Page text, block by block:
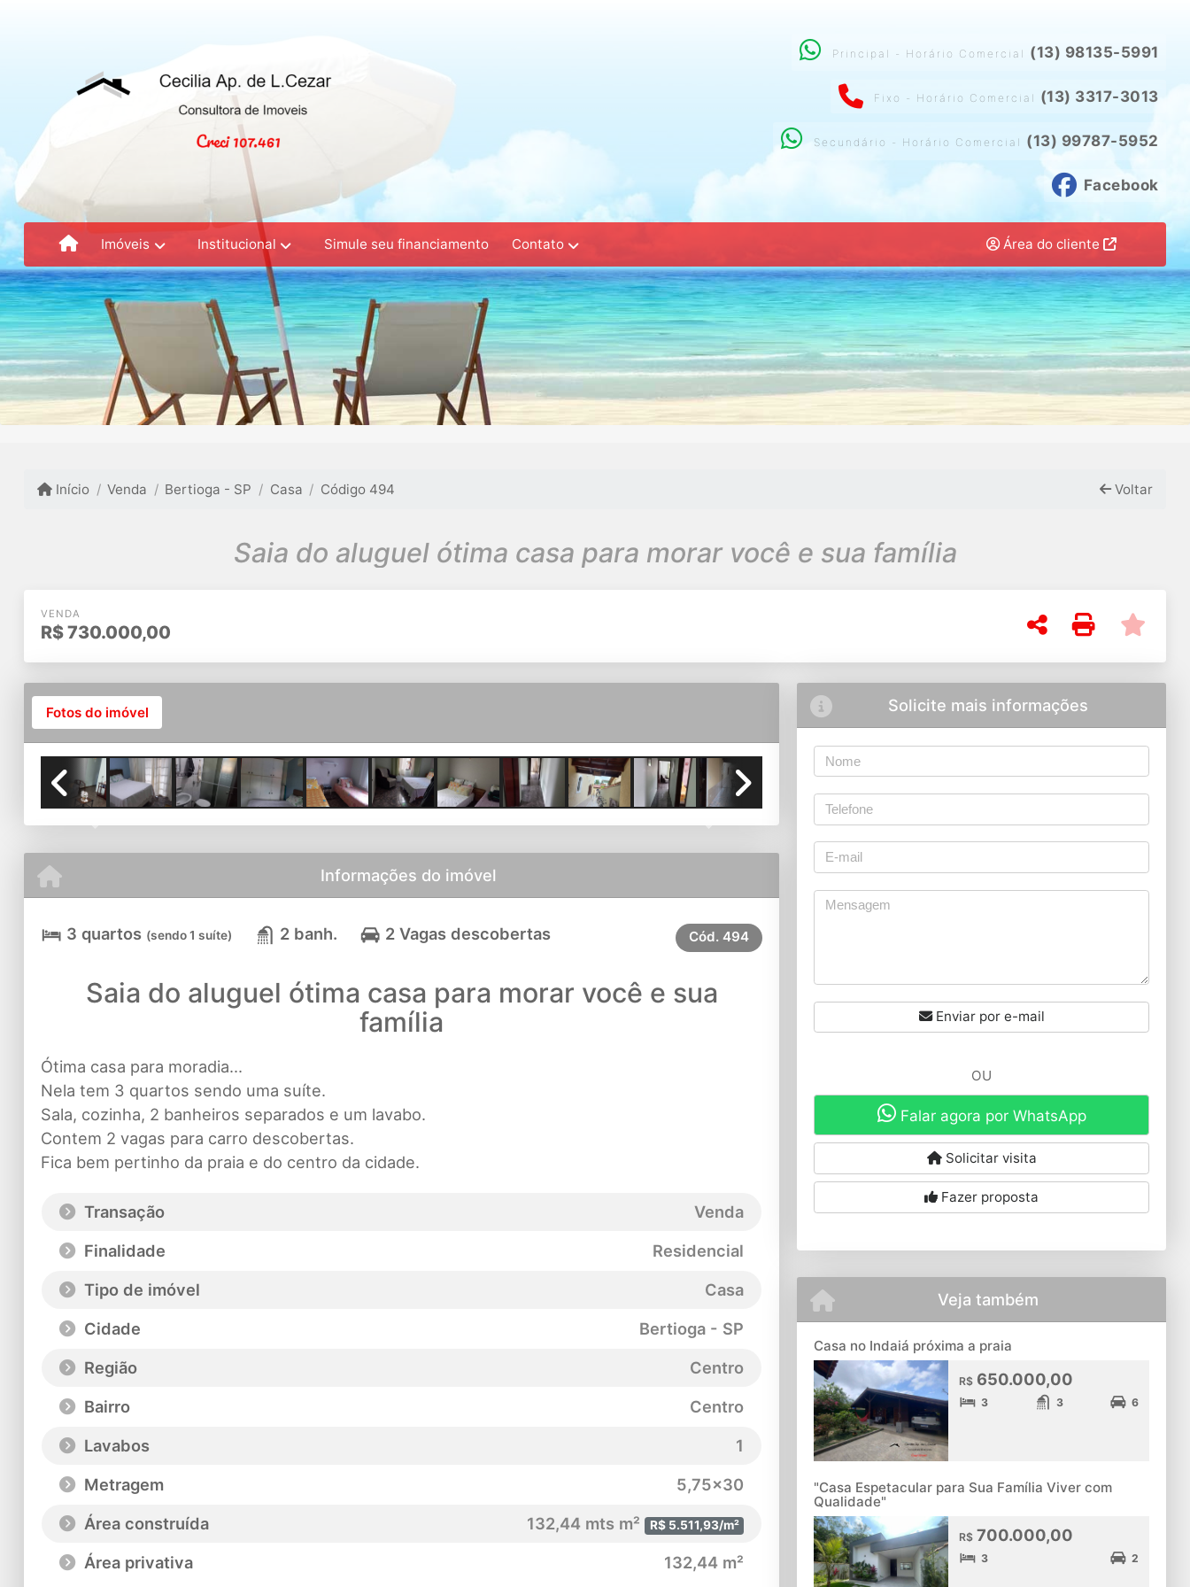
Principal - Horário Comercial (13) 98135-5991
Fixo - Horário Comercial (13) 3317-3013
Secundário - Horário Comercial (13) 99787-5952
Facebook
Imóveis Institucional Simule seu financiamento Contato Área do cliente
Início Venda Bertioga - SP Casa Código 494 Voltar
Saia do aluguel ótima casa para morar você e sua família
VENDA
R$730.000,00
Fotos do imóvel
Previous Next
Informações do imóvel
3 quartos (sendo 1 suíte) 2 banh. 2 Vagas descobertas Cód. 494
Saia do aluguel ótima casa para morar você e sua
família
Ótima casa para moradia...
Nela tem 3 quartos sendo uma suíte.
Sala, cozinha, 2 banheiros separados e um lavabo.
Contem 2 vagas para carro descobertas.
Fica bem pertinho da praia e do centro da cidade.
Transação
Venda
Finalidade
Residencial
Tipo de imóvel
Casa
Cidade
Bertioga - SP
Região
Centro
Bairro
Centro
Lavabos
1
Metragem
5,75x30
Área construída
132,44 mts m² R$ 5.511,93/m²
Área privativa 132,44 m²
Solicite mais informações
Enviar por e-mail
OU
Falar agora por WhatsApp
Solicitar visita
Fazer proposta
Veja também
Casa no Indaiá próxima a praia
R$ 650.000,00
3 3 6
"Casa Espetacular para Sua Família Viver com
Qualidade"
R$ 700.000,00
3 2